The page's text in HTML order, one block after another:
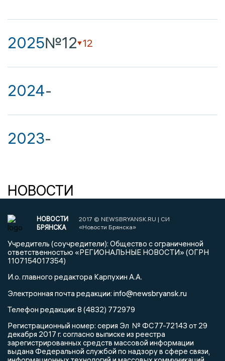
2025№12 12
2024-
2023-
НОВОСТИ
НОВОСТИ
БРЯНСКА
2017 © NEWSBRYANSK.RU | СИ
«Новости Брянска»
Учредитель (соучредители): Общество с ограниченной
ответственностью «РЕГИОНАЛЬНЫЕ НОВОСТИ» (ОГРН
1107154017354)
И.о. главного редактора Карпухин А.А.
Электронная почта редакции: info@newsbryansk.ru
Телефон редакции: 8 (4832) 772979
Регистрационный номер: серия Эл № ФС77-72143 от 29
декабря 2017 г. согласно выписке из реестра
зарегистрированных средств массовой информации
выдана Федеральной службой по надзору в сфере связи,